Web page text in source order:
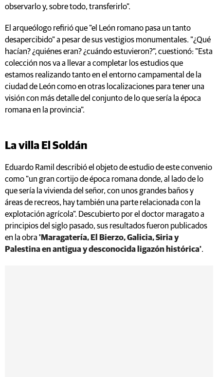
observarlo y, sobre todo, transferirlo".
El arqueólogo refirió que "el León romano pasa un tanto
desapercibido" a pesar de sus vestigios monumentales. "¿Qué
hacían? ¿quiénes eran? ¿cuándo estuvieron?", cuestionó: "Esta
colección nos va a llevar a completar los estudios que
estamos realizando tanto en el entorno campamental de la
ciudad de León como en otras localizaciones para tener una
visión con más detalle del conjunto de lo que sería la época
romana en la provincia".
La villa El Soldán
Eduardo Ramil describió el objeto de estudio de este convenio
como "un gran cortijo de época romana donde, al lado de lo
que sería la vivienda del señor, con unos grandes baños y
áreas de recreos, hay también una parte relacionada con la
explotación agrícola". Descubierto por el doctor maragato a
principios del siglo pasado, sus resultados fueron publicados
en la obra 'Maragatería, El Bierzo, Galicia, Siria y
Palestina en antigua y desconocida ligazón histórica'.